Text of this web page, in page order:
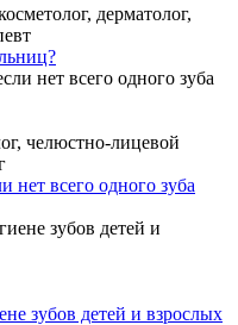
дерматолог,
челюстно-лицевой
нет всего одного зуба
зубов детей и взрослых